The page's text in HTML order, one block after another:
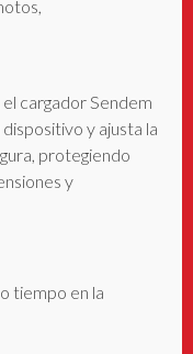
cargador Sendem
y ajusta la
protegiendo
y
tiempo en la